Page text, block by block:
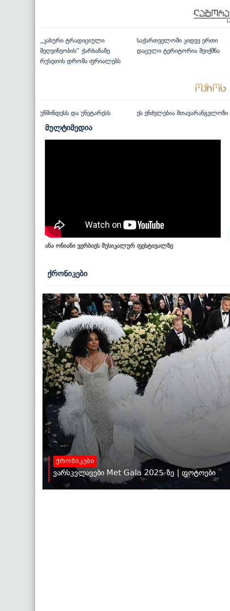
„კახური ტრადიციული
მეღვინეობის“ ქარხანაზე
რუსეთის დროშა ფრიალებს
საქართველოში კიდევ ერთი
დაცული ტერიტორია შეიქმნა
უწმინდესს და უნეტარესს ეს ენძელებია მთავარანგელოზი
მულტიმედია
ანა ონიანი ვერბიეს მუსიკალურ ფესტივალზე
ქრონიკები
ქრონიკები
ვარსკვლავები Met Gala 2025-ზე | ფოტოები